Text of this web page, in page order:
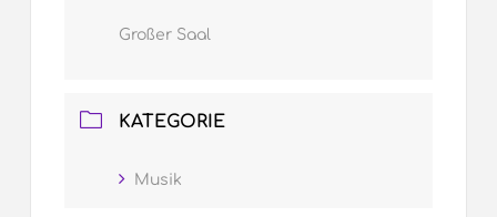
Großer Saal
KATEGORIE
Musik